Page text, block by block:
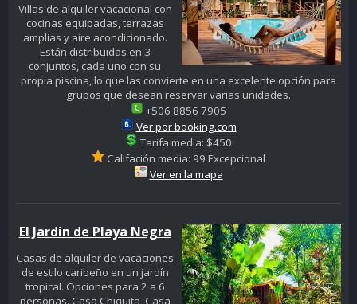
Villas de alquiler vacacional con
cocinas equipadas, terrazas
amplias y aire acondicionado.
Están distribuidas en 3
conjuntos, cada uno con su
propia piscina, lo que las convierte en una excelente opción para
grupos que desean reservar varias unidades.
+506 8856 7905
Ver por booking.com
Tarifa media: $450
Califación media: 99 Excepcional
Ver en la mapa
El Jardin de Playa Negra
Casas de alquiler de vacaciones
de estilo caribeño en un jardín
tropical. Opciones para 2 a 6
personas. Casa Chiquita, Casa